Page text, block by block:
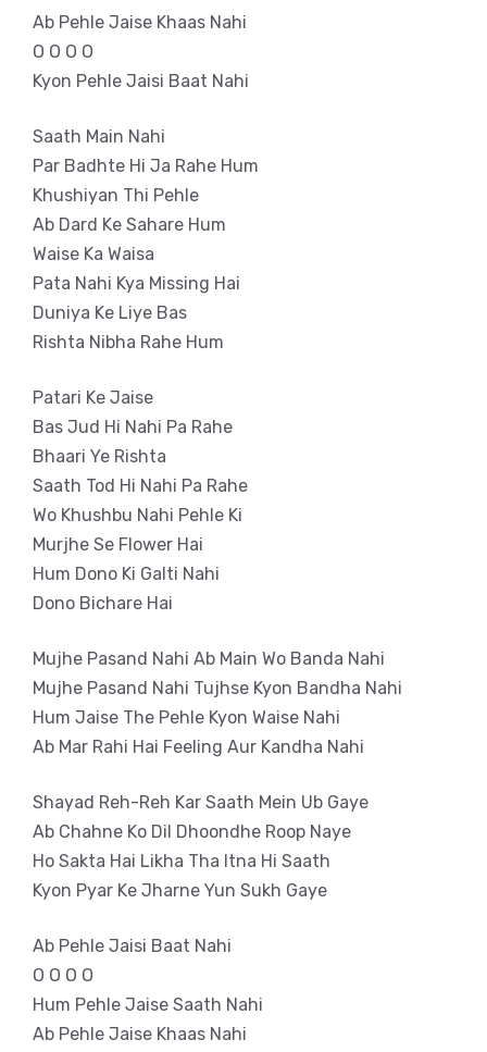
Ab Pehle Jaise Khaas Nahi
O O O O
Kyon Pehle Jaisi Baat Nahi
Saath Main Nahi
Par Badhte Hi Ja Rahe Hum
Khushiyan Thi Pehle
Ab Dard Ke Sahare Hum
Waise Ka Waisa
Pata Nahi Kya Missing Hai
Duniya Ke Liye Bas
Rishta Nibha Rahe Hum
Patari Ke Jaise
Bas Jud Hi Nahi Pa Rahe
Bhaari Ye Rishta
Saath Tod Hi Nahi Pa Rahe
Wo Khushbu Nahi Pehle Ki
Murjhe Se Flower Hai
Hum Dono Ki Galti Nahi
Dono Bichare Hai
Mujhe Pasand Nahi Ab Main Wo Banda Nahi
Mujhe Pasand Nahi Tujhse Kyon Bandha Nahi
Hum Jaise The Pehle Kyon Waise Nahi
Ab Mar Rahi Hai Feeling Aur Kandha Nahi
Shayad Reh-Reh Kar Saath Mein Ub Gaye
Ab Chahne Ko Dil Dhoondhe Roop Naye
Ho Sakta Hai Likha Tha Itna Hi Saath
Kyon Pyar Ke Jharne Yun Sukh Gaye
Ab Pehle Jaisi Baat Nahi
O O O O
Hum Pehle Jaise Saath Nahi
Ab Pehle Jaise Khaas Nahi